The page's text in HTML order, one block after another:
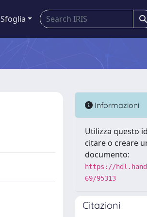
Sfoglia
Informazioni
Utilizza questo
citare o creare
documento:
https://
69/95313
Citazioni